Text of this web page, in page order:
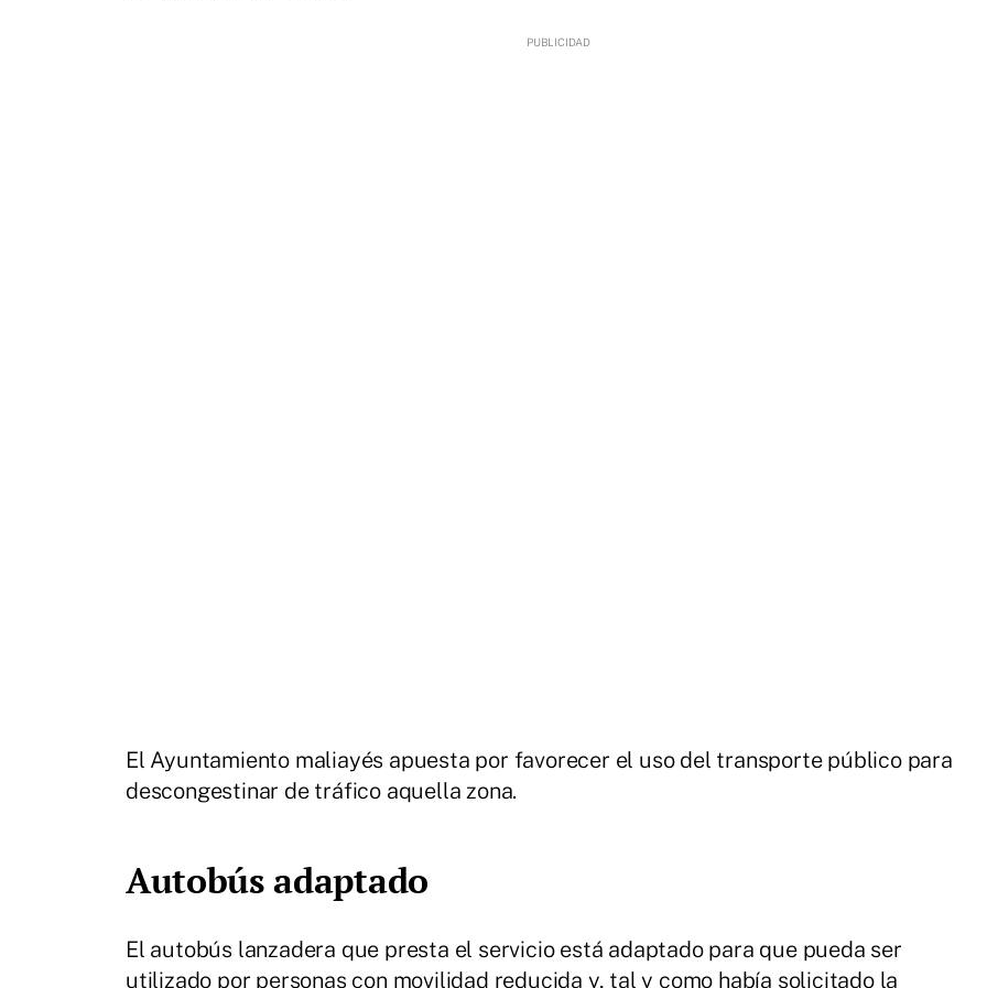
El Ayuntamiento maliayés apuesta por favorecer el uso del transporte público para
descongestinar de tráfico aquella zona.
Autobús adaptado
El autobús lanzadera que presta el servicio está adaptado para que pueda ser
utilizado por personas con movilidad reducida y, tal y como había solicitado la